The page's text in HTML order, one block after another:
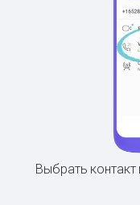
Выбрать контакт